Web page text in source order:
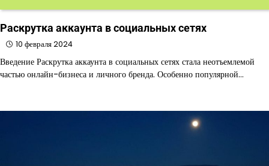
Раскрутка аккаунта в социальных сетях
10 февраля 2024
Введение Раскрутка аккаунта в социальных сетях стала неотъемлемой
частью онлайн-бизнеса и личного бренда. Особенно популярной…